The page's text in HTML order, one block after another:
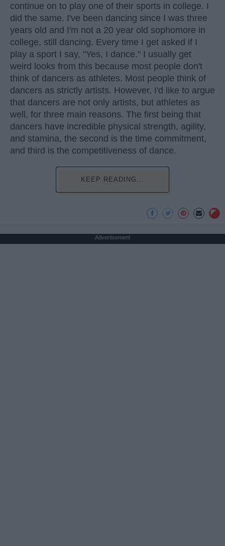
continue on to play one of their sports in college. I
did the same. I've been dancing since I was three
years old and I'm not a 20 year old sophomore in
college, still dancing. Every time I get asked if I
play a sport I say, "Yes, I dance." I usually get
weird looks from this because most people don't
think of dancers as athletes. Most people think of
dancers as strictly artists. However, I'd like to argue
that dancers are not only artists, but athletes as
well, for three main reasons. The first being that
dancers have incredible physical strength, agility,
and stamina, the second is the time commitment,
and third is the competitiveness of dance.
KEEP READING...
Advertisement